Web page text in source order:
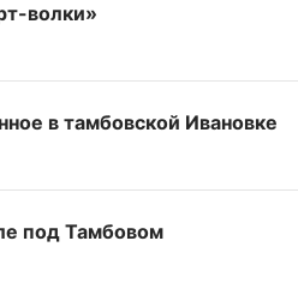
волки»
в тамбовской Ивановке
под Тамбовом